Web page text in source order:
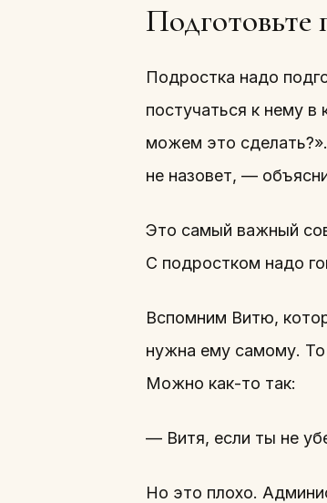
Подготовьте
Подростка надо
постучаться к нему в
можем это
не назовет, —
Это самый важный
С подростком надо
Вспомним Витю,
нужна ему самому. То
Можно как-то так:
— Витя, если ты не
Но это плохо.